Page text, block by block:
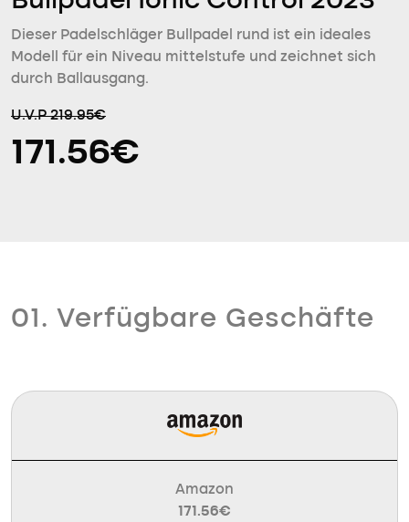
Dieser Padelschläger Bullpadel rund ist ein ideales
Modell für ein Niveau mittelstufe und zeichnet sich
durch Ballausgang.
U.V.P 219.95€
171.56€
01. Verfügbare Geschäfte
Amazon
171.56€